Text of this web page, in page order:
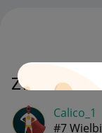
Zwrot
Calico_1
#7